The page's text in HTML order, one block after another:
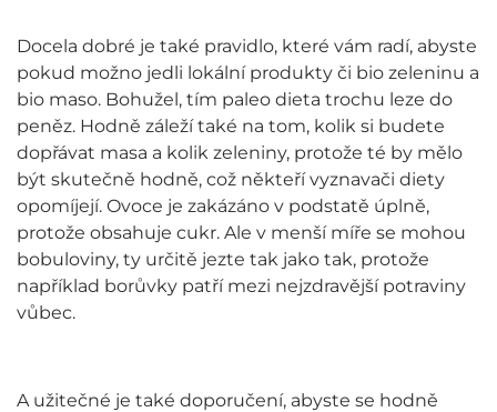
Docela dobré je také pravidlo, které vám radí, abyste
pokud možno jedli lokální produkty či bio zeleninu a
bio maso. Bohužel, tím paleo dieta trochu leze do
peněz. Hodně záleží také na tom, kolik si budete
dopřávat masa a kolik zeleniny, protože té by mělo
být skutečně hodně, což někteří vyznavači diety
opomíjejí. Ovoce je zakázáno v podstatě úplně,
protože obsahuje cukr. Ale v menší míře se mohou
bobuloviny, ty určitě jezte tak jako tak, protože
například borůvky patří mezi nejzdravější potraviny
vůbec.
A užitečné je také doporučení, abyste se hodně